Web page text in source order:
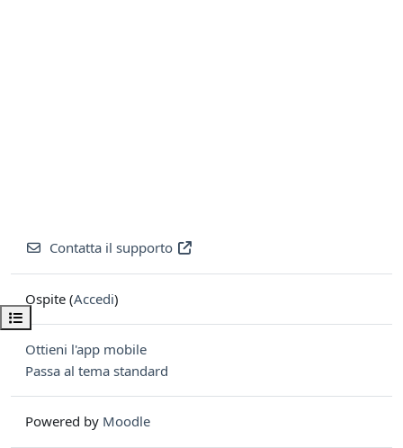
Apri indice del corso
Contatta il supporto
Ospite (Accedi)
Ottieni l'app mobile
Passa al tema standard
Powered by Moodle